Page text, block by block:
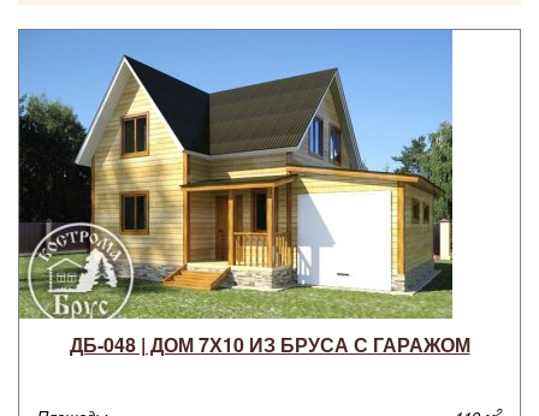
ДБ-048 | ДОМ 7Х10 ИЗ БРУСА С ГАРАЖОМ
2